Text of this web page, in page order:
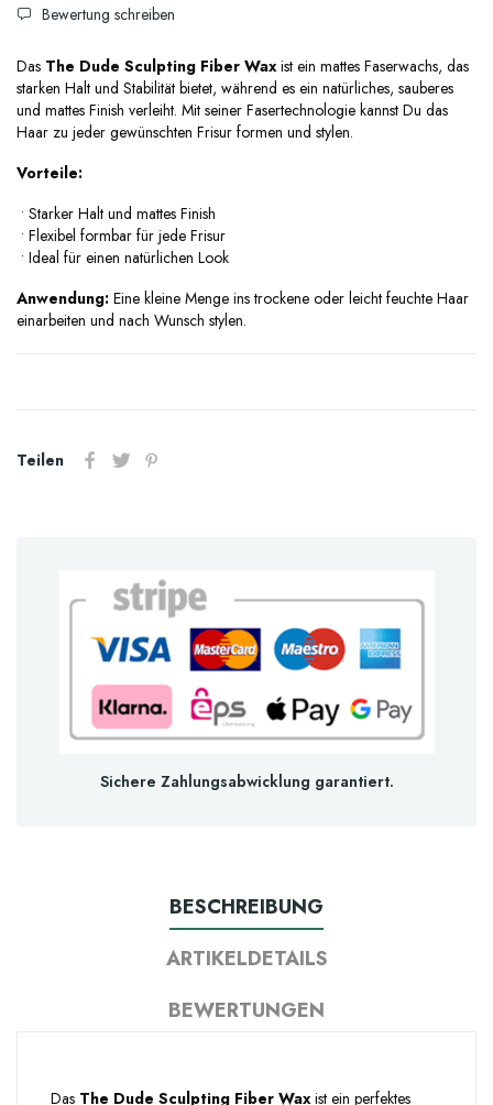
Bewertung schreiben
Das The Dude Sculpting Fiber Waxist ein mattes Faserwachs, das
starken Halt und Stabilität bietet, während es ein natürliches, sauberes
und mattes Finish verleiht. Mit seiner Fasertechnologie kannst Du das
Haar zu jeder gewünschten Frisur formen und stylen.
Vorteile:
• Starker Halt und mattes Finish
• Flexibel formbar für jede Frisur
• Ideal für einen natürlichen Look
Anwendung: Eine kleine Menge ins trockene oder leicht feuchte Haar
einarbeiten und nach Wunsch stylen.
Teilen
Sichere Zahlungsabwicklung garantiert.
BESCHREIBUNG
ARTIKELDETAILS
BEWERTUNGEN
Das The Dude Sculpting Fiber Waxist ein perfektes